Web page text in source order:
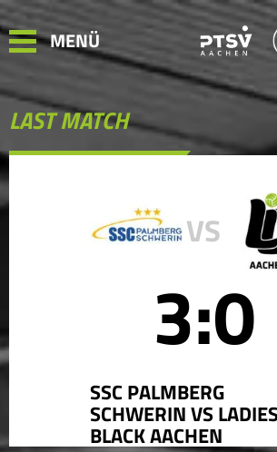
MENÜ
LAST MATCH
VS
3:0
SSC PALMBERG
SCHWERIN VS
BLACK AACHEN